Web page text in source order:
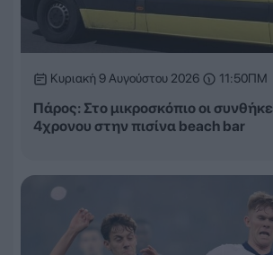
Κυριακή 9 Αυγούστου 2026 11:50ΠΜ
Πάρος: Στο μικροσκόπιο οι
4χρονου στην πισίνα beach bar